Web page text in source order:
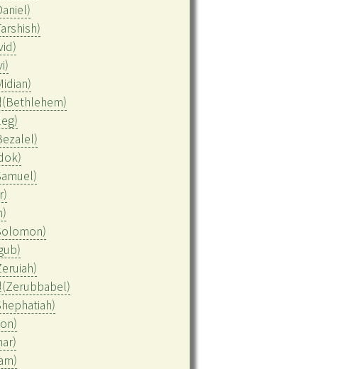
(Bethlehem)
(Zerubbabel)